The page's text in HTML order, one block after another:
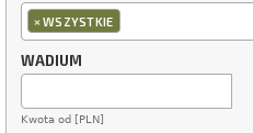
×WSZYSTKIE
WADIUM
Kwota od [PLN]